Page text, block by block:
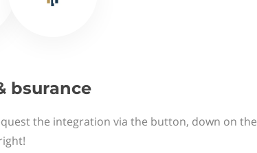
bsurance
the integration via the button, down on the